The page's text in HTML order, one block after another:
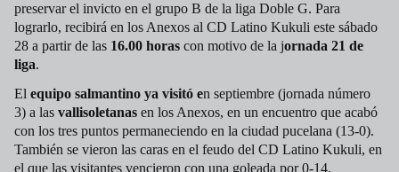
preservar el invicto en el grupo B de la liga Doble G. Para
lograrlo, recibirá en los Anexos al CD Latino Kukuli este sábado
28 a partir de las 16.00 horas con motivo de la jornada 21 de
liga.
El equipo salmantino ya visitó en septiembre (jornada número
3) a las vallisoletanas en los Anexos, en un encuentro que acabó
con los tres puntos permaneciendo en la ciudad pucelana (13-0).
También se vieron las caras en el feudo del CD Latino Kukuli, en
el que las visitantes vencieron con una goleada por 0-14.